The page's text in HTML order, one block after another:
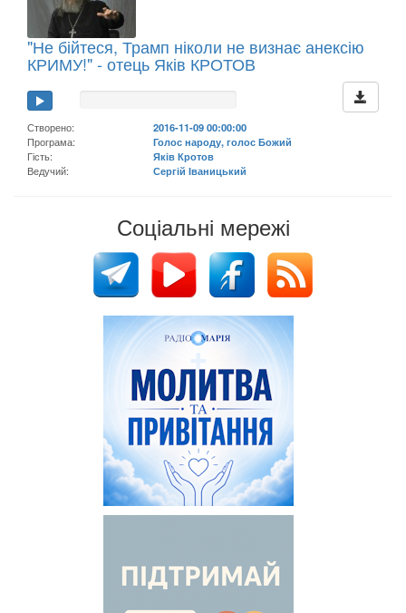
"Не бійтеся, Трамп ніколи не визнає анексію
КРИМУ!" - отець Яків КРОТОВ
Створено:
2016-11-09 00:00:00
Програма:
Голос народу, голос Божий
Гість:
Яків Кротов
Ведучий:
Сергій Іваницький
Соціальні мережі